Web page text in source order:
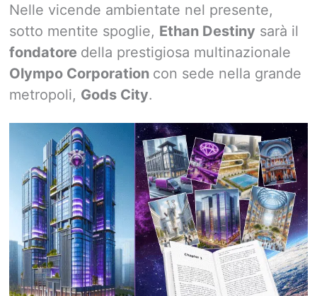
Nelle vicende ambientate nel presente,
sotto mentite spoglie, Ethan Destiny sarà il
fondatore della prestigiosa multinazionale
Olympo Corporation con sede nella grande
metropoli, Gods City.